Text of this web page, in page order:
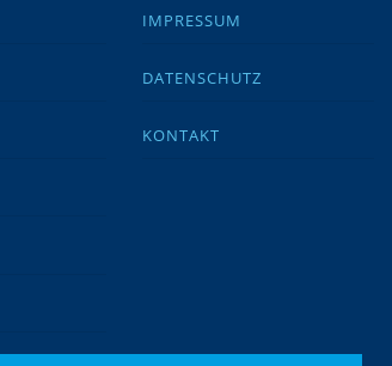
IMPRESSUM
DATENSCHUTZ
KONTAKT